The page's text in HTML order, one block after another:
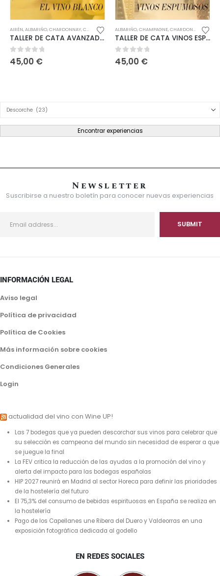
AIRÉN,ALBARIÑO,CHARDONNAY,COUPAGE - MULTIPLES VARIEDADES ,CURSO DE CATA DE 30€
TALLER DE CATA AVANZADO VINOS BLANCOS
0out of 5
45,00 €
ALBARIÑO,CHAMPAGNE,CHARDONNAY ,
TALLER DE CATA VINOS ESPUMOSOS
0out of 5
45,00 €
Product Category Dropdown
Encontrar experiencias
Newsletter
Suscribirse a nuestro boletín para conocer nuevas experiencias
INFORMACIÓN LEGAL
Aviso legal
Política de privacidad
Política de Cookies
Más información sobre cookies
Condiciones Generales
Login
actualidad del vino con Wine UP!
Las 7 bodegas que ya pueden descorchar sus vinos para celebrar que
su selección es campeona del mundo sin necesidad de esperar a que
se juegue la final
La FEV critica la reducción de las ayudas a la promoción del vino y
alerta del impacto para las bodegas españolas
HIP 2027 reunirá en Madrid al sector Horeca para definir las prioridades
de la hostelería del futuro
El 75,3% del consumo de bebidas espirituosas en España se realiza en
la hostelería
Pago de los Capellanes une Ribera del Duero y Valdeorras en una
exposición fotográfica dedicada al godello
EN REDES SOCIALES